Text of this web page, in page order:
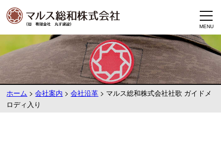
ホーム >会社案内 >会社沿革 > マルス総和株式会社社歌 ガイドメ
ロディ入り